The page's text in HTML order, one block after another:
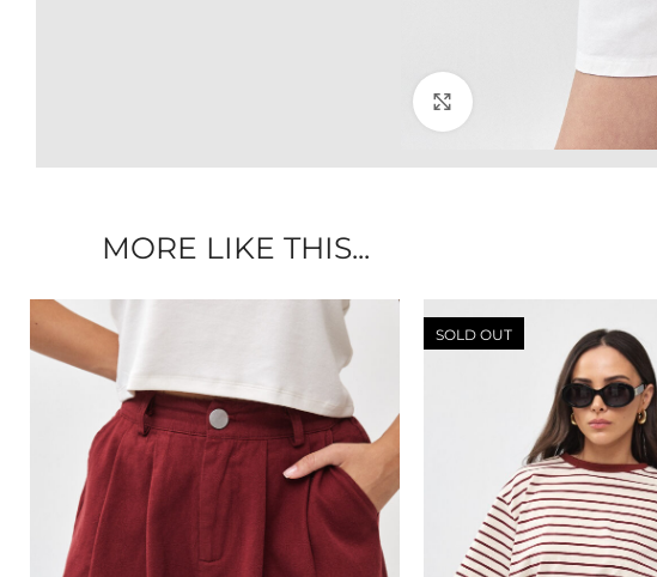
Click to enlarge
MORE LIKE THIS...
SOLD OUT